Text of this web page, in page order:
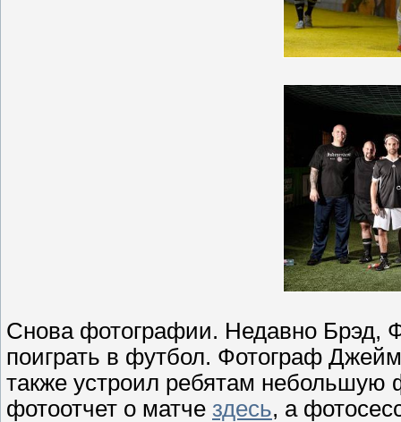
Снова фотографии. Недавно Брэд,
поиграть в футбол. Фотограф
также устроил ребятам
фотоотчет о матче здесь, а